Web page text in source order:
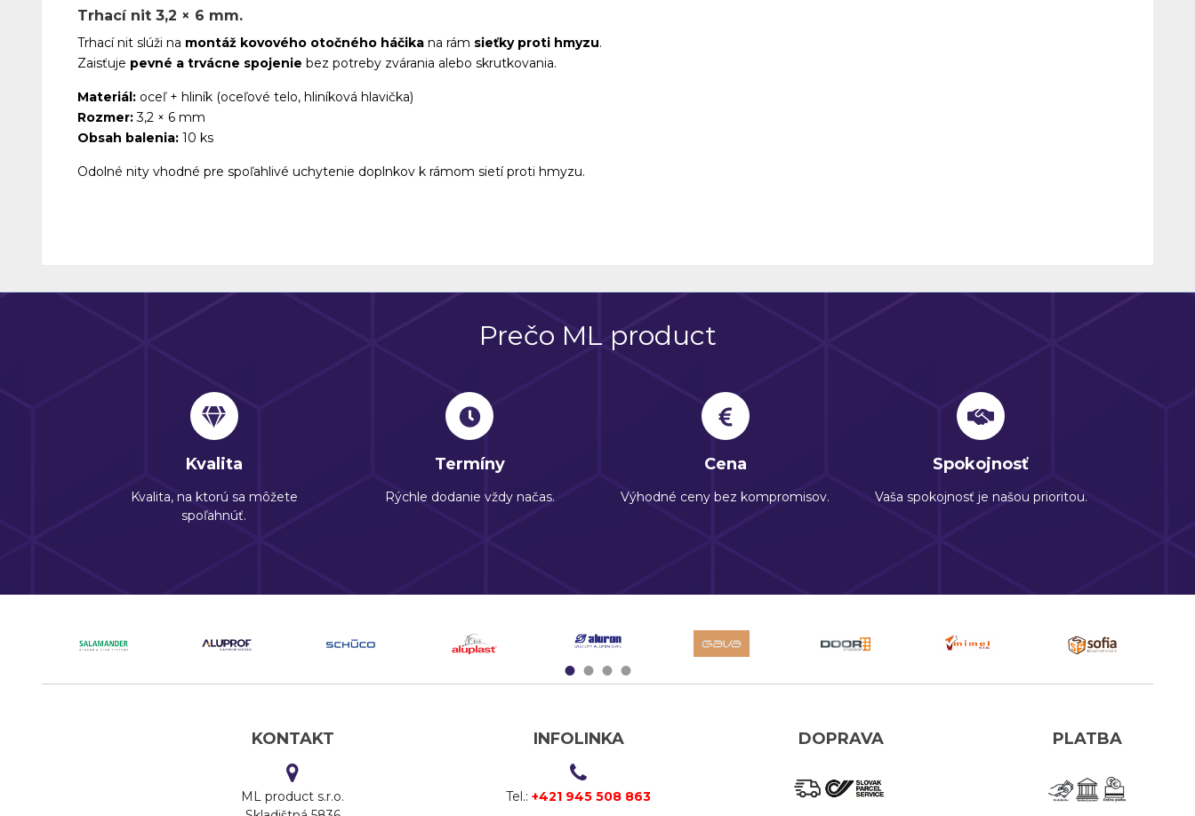
Trhací nit 3,2 × 6 mm.
Trhací nit slúži na montáž kovového otočného háčika na rám sieťky proti hmyzu.
Zaisťuje pevné a trvácne spojenie bez potreby zvárania alebo skrutkovania.
Materiál: oceľ + hliník (oceľové telo, hliníková hlavička)
Rozmer:3,2 × 6 mm
Obsah balenia: 10 ks
Odolné nity vhodné pre spoľahlivé uchytenie doplnkov k rámom sietí proti hmyzu.
Prečo ML product
Kvalita
Kvalita, na ktorú sa môžete
spoľahnúť.
Termíny
Rýchle dodanie vždy načas.
Cena
Výhodné ceny bez kompromisov.
Spokojnosť
Vaša spokojnosť je našou prioritou.
1234
KONTAKT
ML product s.r.o.
INFOLINKA
Tel.:+421 945 508 863
DOPRAVA PLATBA